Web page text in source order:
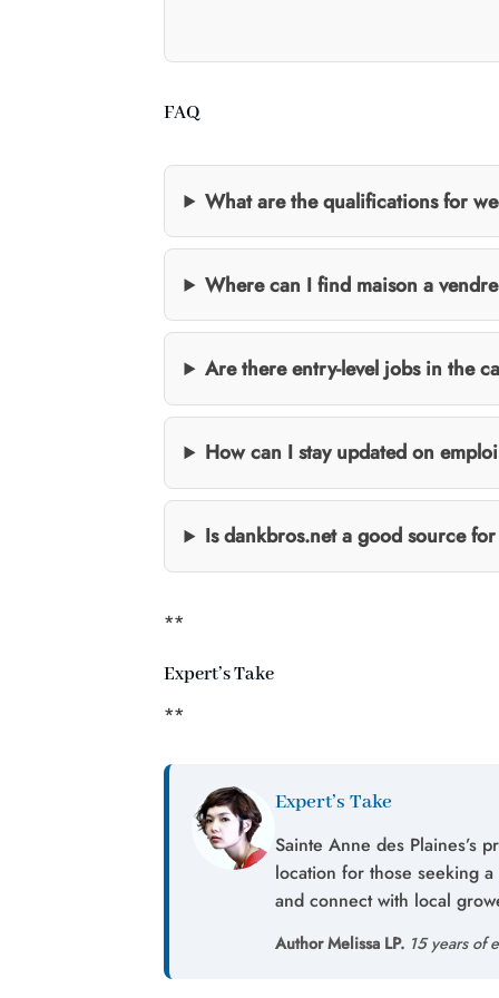
FAQ
What are the qualifications for
Where can I find maison a
Are there entry-level jobs in the
How can I stay updated on
Is dankbros.net a good source
**
Expert’s Take
**
Expert’s Take
Sainte Anne des Plaines’s
location for those seeking
and connect with local
Author Melissa LP. 15 years of